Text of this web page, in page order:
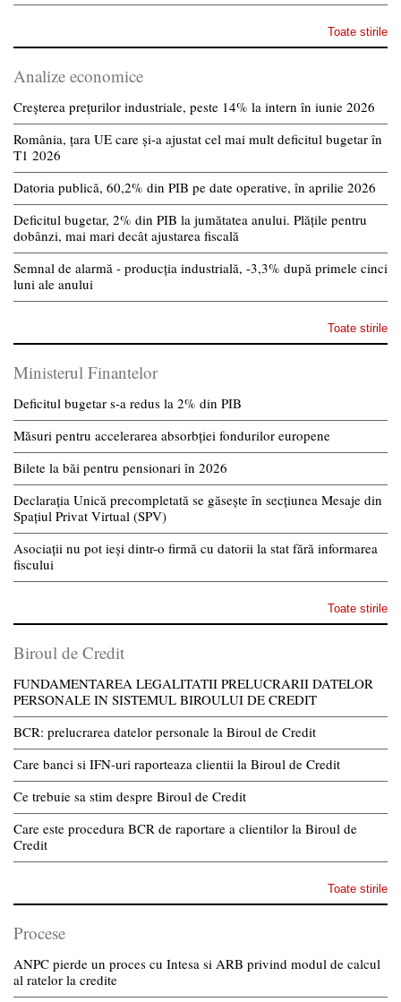
Toate stirile
Analize economice
Creșterea prețurilor industriale, peste 14% la intern în iunie 2026
România, țara UE care și-a ajustat cel mai mult deficitul bugetar în
T1 2026
Datoria publică, 60,2% din PIB pe date operative, în aprilie 2026
Deficitul bugetar, 2% din PIB la jumătatea anului. Plățile pentru
dobânzi, mai mari decât ajustarea fiscală
Semnal de alarmă - producția industrială, -3,3% după primele cinci
luni ale anului
Toate stirile
Ministerul Finantelor
Deficitul bugetar s-a redus la 2% din PIB
Măsuri pentru accelerarea absorbției fondurilor europene
Bilete la băi pentru pensionari în 2026
Declarația Unică precompletată se găsește în secțiunea Mesaje din
Spațiul Privat Virtual (SPV)
Asociații nu pot ieși dintr-o firmă cu datorii la stat fără informarea
fiscului
Toate stirile
Biroul de Credit
FUNDAMENTAREA LEGALITATII PRELUCRARII DATELOR
PERSONALE IN SISTEMUL BIROULUI DE CREDIT
BCR: prelucrarea datelor personale la Biroul de Credit
Care banci si IFN-uri raporteaza clientii la Biroul de Credit
Ce trebuie sa stim despre Biroul de Credit
Care este procedura BCR de raportare a clientilor la Biroul de
Credit
Toate stirile
Procese
ANPC pierde un proces cu Intesa si ARB privind modul de calcul
al ratelor la credite